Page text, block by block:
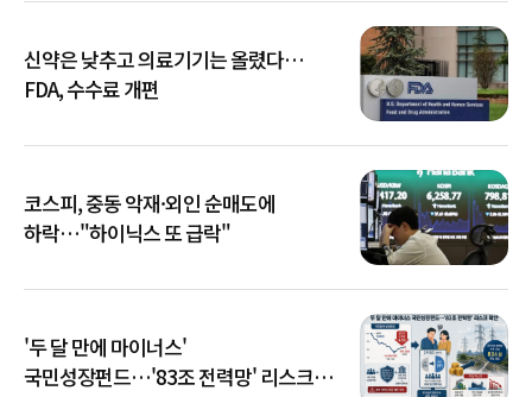
신약은 낮추고 의료기기는 올렸다…
FDA, 수수료 개편
코스피, 중동 악재·외인 순매도에
하락…"하이닉스 또 급락"
'두 달 만에 마이너스'
국민성장펀드…'83조 전력망' 리스크